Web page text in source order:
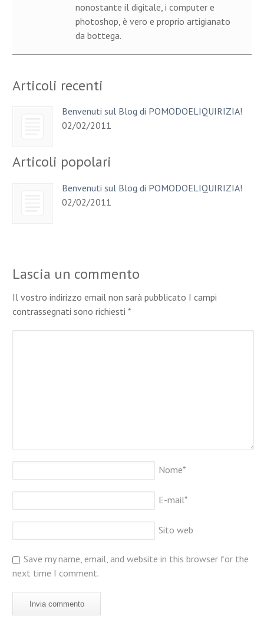
nonostante il digitale, i computer e
photoshop, è vero e proprio artigianato
da bottega.
Articoli recenti
Benvenuti sul Blog di POMODOELIQUIRIZIA!
02/02/2011
Articoli popolari
Benvenuti sul Blog di POMODOELIQUIRIZIA!
02/02/2011
Lascia un commento
Il vostro indirizzo email non sarà pubblicato I campi
contrassegnati sono richiesti*
Nome*
E-mail*
Sito web
Save my name, email, and website in this browser for the
next time I comment.